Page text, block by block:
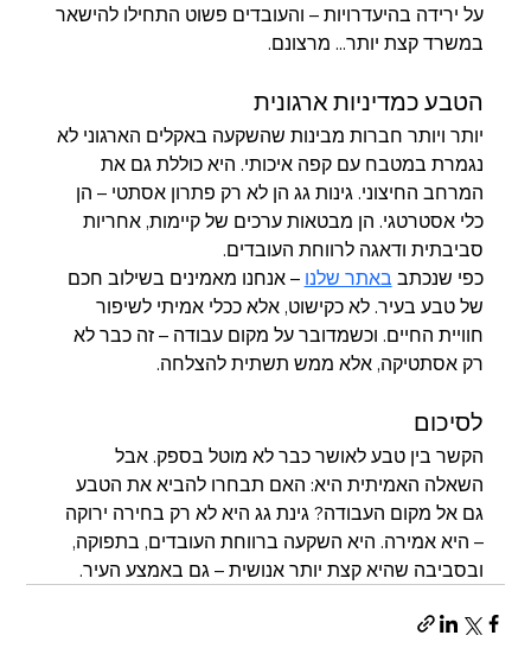
על ירידה בהיעדרויות – והעובדים פשוט התחילו להישאר
במשרד קצת יותר... מרצונם.
הטבע כמדיניות ארגונית
יותר ויותר חברות מבינות שהשקעה באקלים הארגוני לא
נגמרת במטבח עם קפה איכותי. היא כוללת גם את
המרחב החיצוני. גינות גג הן לא רק פתרון אסתטי – הן
כלי אסטרטגי. הן מבטאות ערכים של קיימות, אחריות
סביבתית ודאגה לרווחת העובדים.
כפי שנכתב באתר שלנו – אנחנו מאמינים בשילוב חכם
של טבע בעיר. לא כקישוט, אלא ככלי אמיתי לשיפור
חוויית החיים. וכשמדובר על מקום עבודה – זה כבר לא
רק אסתטיקה, אלא ממש תשתית להצלחה.
לסיכום
הקשר בין טבע לאושר כבר לא מוטל בספק. אבל
השאלה האמיתית היא: האם תבחרו להביא את הטבע
גם אל מקום העבודה? גינת גג היא לא רק בחירה ירוקה
– היא אמירה. היא השקעה ברווחת העובדים, בתפוקה,
ובסביבה שהיא קצת יותר אנושית – גם באמצע העיר.